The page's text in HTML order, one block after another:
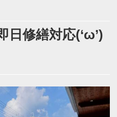
日修繕対応(‘ω’)